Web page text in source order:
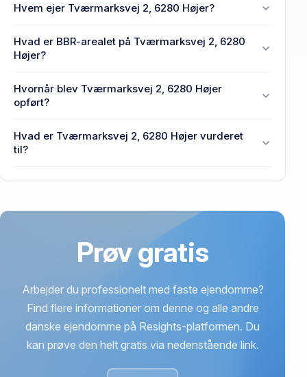
Hvem ejer Tværmarksvej 2, 6280 Højer?
Højer.
Hvad er BBR-arealet på Tværmarksvej 2, 6280
Højer?
6280 Højer.
Hvornår blev Tværmarksvej 2, 6280 Højer
opført?
Tværmarksvej 2, 6280 Højer.
Hvad er Tværmarksvej 2, 6280 Højer vurderet
til?
Prøv gratis
Arbejder du professionelt med faste ejendomme?
Find flere informationer om denne og alle andre
danske ejendomme på Resights-platformen. Du
kan prøve den helt gratis via nedenstående link.